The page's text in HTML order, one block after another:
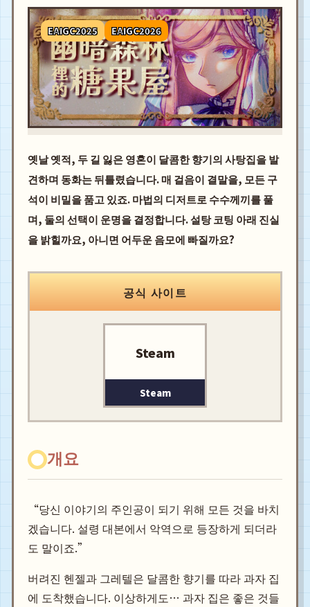
EAIGC2025 EAIGC2026
옛날 옛적, 두 길 잃은 영혼이 달콤한 향기의 사탕집을 발
견하며 동화는 뒤틀렸습니다. 매 걸음이 결말을, 모든 구
석이 비밀을 품고 있죠. 마법의 디저트로 수수께끼를 풀
며, 둘의 선택이 운명을 결정합니다. 설탕 코팅 아래 진실
을 밝힐까요, 아니면 어두운 음모에 빠질까요?
공식 사이트
Steam
Steam
개요
“당신 이야기의 주인공이 되기 위해 모든 것을 바치
겠습니다. 설령 대본에서 악역으로 등장하게 되더라
도 말이죠.”
버려진 헨젤과 그레텔은 달콤한 향기를 따라 과자 집
에 도착했습니다. 이상하게도… 과자 집은 좋은 것들